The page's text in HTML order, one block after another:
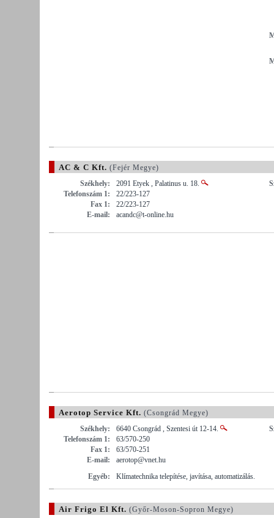
AC & C Kft. (Fejér Megye)
Székhely:
2091 Etyek , Palatinus u. 18.
Telefonszám 1:
22/223-127
Fax 1:
22/223-127
E-mail:
acandc@t-online.hu
Aerotop Service Kft. (Csongrád Megye)
Székhely:
6640 Csongrád , Szentesi út 12-14.
Telefonszám 1:
63/570-250
Fax 1:
63/570-251
E-mail:
aerotop@vnet.hu
Egyéb:
Klímatechnika telepítése, javítása, automatizálás.
Air Frigo El Kft. (Győr-Moson-Sopron Megye)